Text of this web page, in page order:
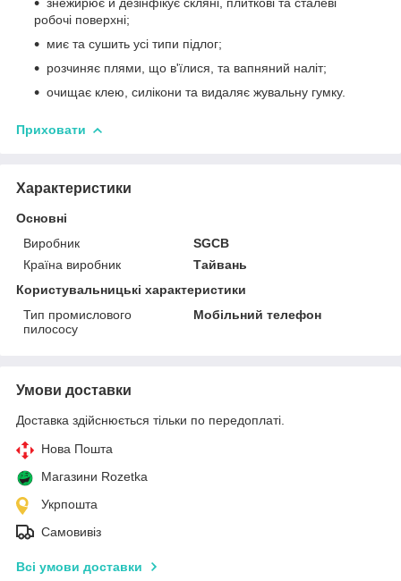
робочі поверхні;
миє та сушить усі типи підлог;
розчиняє плями, що в'їлися, та вапняний наліт;
очищає клею, силікони та видаляє жувальну гумку.
Приховати
Характеристики
Основні
Виробник
SGCB
Країна виробник
Тайвань
Користувальницькі характеристики
Тип промислового
пилососу
Мобільний телефон
Умови доставки
Доставка здійснюється тільки по передоплаті.
Нова Пошта
Магазини Rozetka
Укрпошта
Самовивіз
Всі умови доставки